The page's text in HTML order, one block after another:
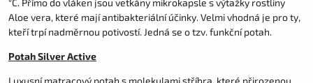
°C. Přímo do vláken jsou vetkány mikrokapsle s výtažky rostliny
Aloe vera, které mají antibakteriální účinky. Velmi vhodná je pro ty,
kteří trpí nadměrnou potivostí. Jedná se o tzv. funkční potah.
Potah Silver Active